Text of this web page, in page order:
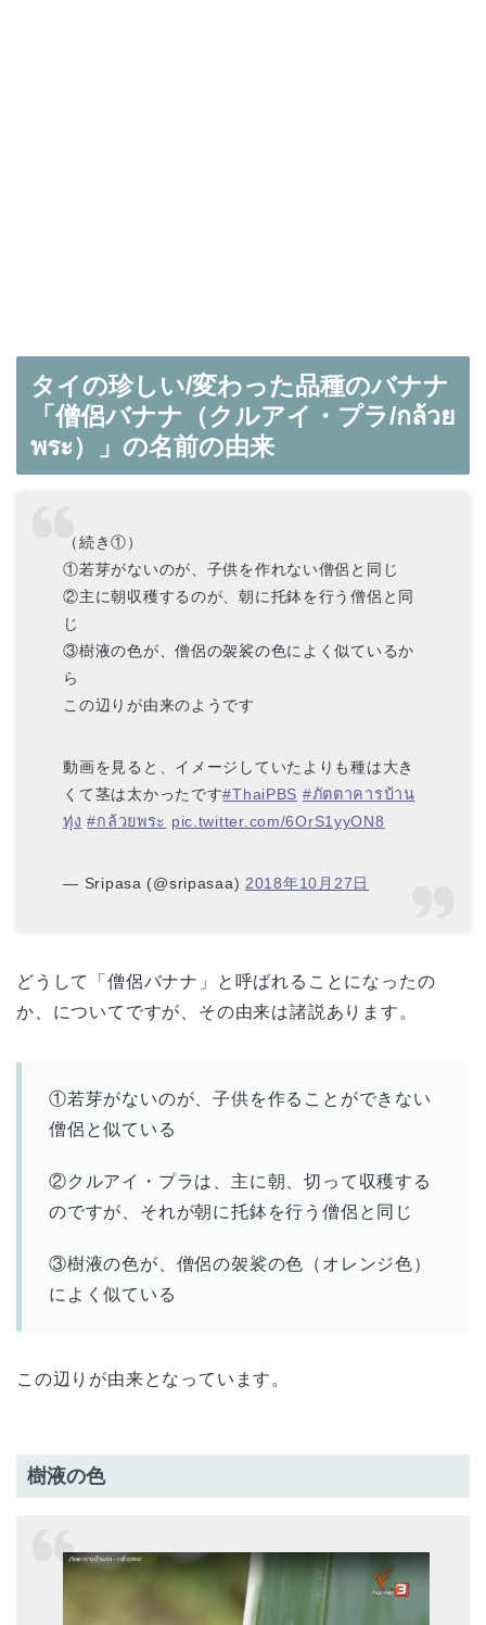
タイの珍しい/変わった品種のバナナ
「僧侶バナナ（クルアイ・プラ/กล้วย
พระ）」の名前の由来
（続き①）
①若芽がないのが、子供を作れない僧侶と同じ
②主に朝収穫するのが、朝に托鉢を行う僧侶と同
じ
③樹液の色が、僧侶の袈裟の色によく似ているか
ら
この辺りが由来のようです
動画を見ると、イメージしていたよりも種は大き
くて茎は太かったです#ThaiPBS #ภัตตาคารบ้าน
ทุ่ง #กล้วยพระ pic.twitter.com/6OrS1yyON8
— Sripasa (@sripasaa)2018年10月27日
どうして「僧侶バナナ」と呼ばれることになったの
か、についてですが、その由来は諸説あります。
①若芽がないのが、子供を作ることができない
僧侶と似ている
②クルアイ・プラは、主に朝、切って収穫する
のですが、それが朝に托鉢を行う僧侶と同じ
③樹液の色が、僧侶の袈裟の色（オレンジ色）
によく似ている
この辺りが由来となっています。
樹液の色